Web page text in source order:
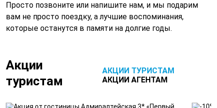
Просто позвоните или напишите нам, и мы подарим
вам не просто поездку, а лучшие воспоминания,
которые останутся в памяти на долгие годы.
Акции
туристам
АКЦИИ ТУРИСТАМ
АКЦИИ АГЕНТАМ